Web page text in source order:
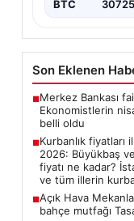
BTC
Son Eklenen
■Merkez Bankası
Ekonomistlerin
belli oldu
■Kurbanlık fiyatları
2026: Büyükbaş
fiyatı ne kadar?
ve tüm illerin
■Açık Hava
bahçe mutfağı